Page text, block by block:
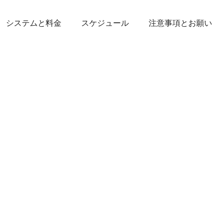
システムと料金 スケジュール 注意事項とお願い